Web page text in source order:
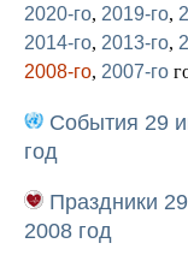
2020-го, 2019-го,
2014-го, 2013-го,
2008-го, 2007-го
События 29
год
Праздники
2008 год